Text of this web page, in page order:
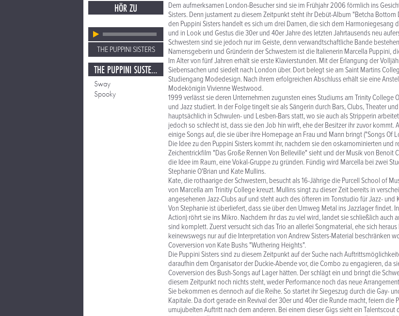
HÖR ZU
THE PUPPINI SISTERS
THE PUPPINI SUSTERS
Sway
Spooky
Dem aufmerksamen London-Besucher sind sie im Frühjahr 2006 förmlich ins
Sisters. Denn justament zu diesem Zeitpunkt steht ihr Debüt-Album "Betcha Bottom
den Puppini Sisters handelt es sich um drei Damen, die sich dem Harmoniegesang
und in Look und Gestus die 30er und 40er Jahre des letzten Jahrtausends neu
Schwestern sind sie jedoch nur im Geiste, denn verwandtschaftliche Bande
Namensgeberin und Gründerin der Schwestern ist die Italienerin Marcella Puppini,
Im Alter von fünf Jahren erhält sie erste Klavierstunden. Mit der Erlangung der
Siebensachen und siedelt nach London über. Dort belegt sie am Saint Martins
Studiengang Modedesign. Nach ihrem erfolgreichen Abschluss erhält sie eine
Modekönigin Vivienne Westwood.
1999 verlässt sie deren Unternehmen zugunsten eines Studiums am Trinity College
und Jazz studiert. In der Folge tingelt sie als Sängerin durch Bars, Clubs, Theater
hauptsächlich in Schwulen- und Lesben-Bars statt, wo sie auch als Stripperin
jedoch so schlecht ist, dass sie den Job hin wirft, ehe der Besitzer ihr zuvor kommt.
einige Songs auf, die sie über ihre Homepage an Frau und Mann bringt ("Songs Of
Die Idee zu den Puppini Sisters kommt ihr, nachdem sie den oskarnominierten und
Zeichentrickfilm "Das Große Rennen Von Belleville" sieht und der Musik von Benoit
die Idee im Raum, eine Vokal-Gruppe zu gründen. Fündig wird Marcella bei zwei
Stephanie O'Brian und Kate Mullins.
Kate, die rothaarige der Schwestern, besucht als 16-Jährige die Purcell School of
von Marcella am Trinitiy College kreuzt. Mullins singt zu dieser Zeit bereits in
angesehenen Jazz-Clubs auf und steht auch des öfteren im Tonstudio für Jazz- und
Von Stephanie ist überliefert, dass sie über den Umweg Metal ins Jazzlager findet.
Action) röhrt sie ins Mikro. Nachdem ihr das zu viel wird, landet sie schließlich auch
sind komplett. Zuerst versucht sich das Trio an allerlei Songmaterial, ehe sich
keinewswegs nur auf die Interpretation von Andrew Sisters-Material beschränken
Coverversion von Kate Bushs "Wuthering Heights".
Die Puppini Sisters sind zu diesem Zeitpunkt auf der Suche nach
daraufhin dem Organisator der Duckie-Abende vor, die Combo zu engagieren, da
Coverversion des Bush-Songs auf Lager hätten. Der schlägt ein und bringt die
diesem Zeitpunkt noch nichts steht, weder Performance noch das neue
Sie bekommen es dennoch auf die Reihe. So startet ihr Siegeszug durch die Gay-
Kapitale. Da dort gerade ein Revival der 30er und 40er die Runde macht, feiern die
umujubelten Auftritt nach dem anderen. Bei einem dieser Gigs sieht ein Talentscout